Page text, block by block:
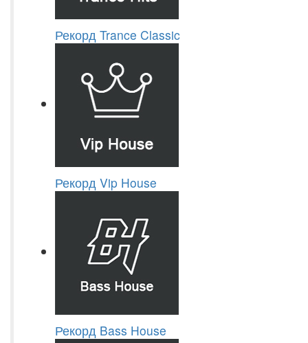
Рекорд Trance Classic
Рекорд Vip House
Рекорд Bass House